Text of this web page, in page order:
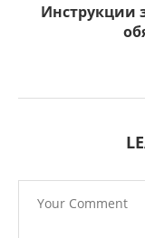
Инструкции